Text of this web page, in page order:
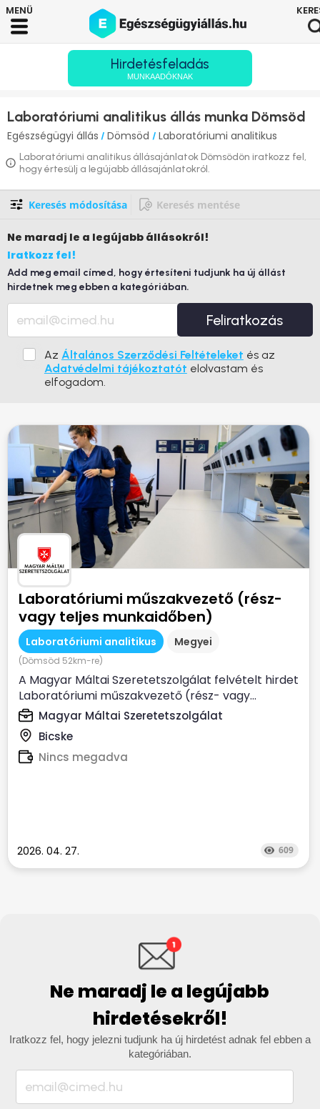
Hirdetésfeladás
MUNKAADÓKNAK
Laboratóriumi analitikus állás munka Dömsöd
Egészségügyi állás / Dömsöd / Laboratóriumi analitikus
Laboratóriumi analitikus állásajánlatok Dömsödön iratkozz fel,
hogy értesülj a legújabb állásajánlatokról.
Keresés módosítása Keresés mentése
Ne maradj le a legújabb állásokról!
Iratkozz fel!
Add meg email címed, hogy értesíteni tudjunk ha új állást
hirdetnek meg ebben a kategóriában.
Feliratkozás
Az Általános Szerződési Feltételeket és az
Adatvédelmi tájékoztatót elolvastam és
elfogadom.
Laboratóriumi műszakvezető (rész-
vagy teljes munkaidőben)
Laboratóriumi analitikus Megyei
(Dömsöd 52km-re)
A Magyar Máltai Szeretetszolgálat felvételt hirdet
Laboratóriumi műszakvezető (rész- vagy...
Magyar Máltai Szeretetszolgálat
Bicske
Nincs megadva
2026. 04. 27. 609
Ne maradj le a legújabb
hirdetésekről!
Iratkozz fel, hogy jelezni tudjunk ha új hirdetést adnak fel ebben a
kategóriában.